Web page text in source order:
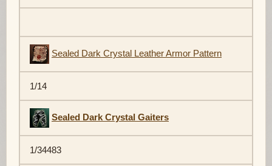
Sealed Dark Crystal Leather Armor Pattern
1/14
Sealed Dark Crystal Gaiters
1/34483